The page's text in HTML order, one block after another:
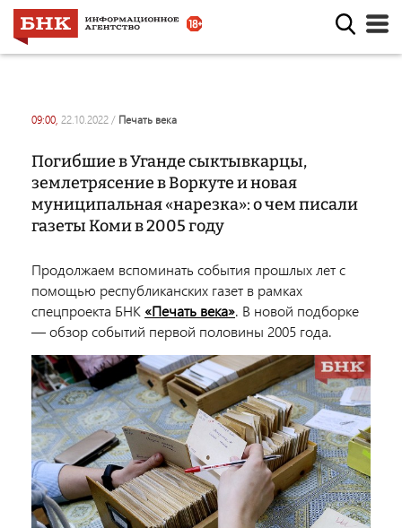
09:00, 22.10.2022 / печать века
Погибшие в Уганде сыктывкарцы,
землетрясение в Воркуте и новая
муниципальная «нарезка»: о чем писали
газеты Коми в 2005 году
Продолжаем вспоминать события прошлых лет с
помощью республиканских газет в рамках
спецпроекта БНК «Печать века». В новой подборке
― обзор событий первой половины 2005 года.